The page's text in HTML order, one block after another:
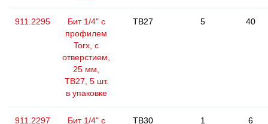
911.2295
Бит 1/4" с
профилем
Torx, с
отверстием,
25 мм,
ТВ27, 5 шт.
в упаковке
TB27 5 40
911.2297
Бит 1/4" с
TB30 1 6